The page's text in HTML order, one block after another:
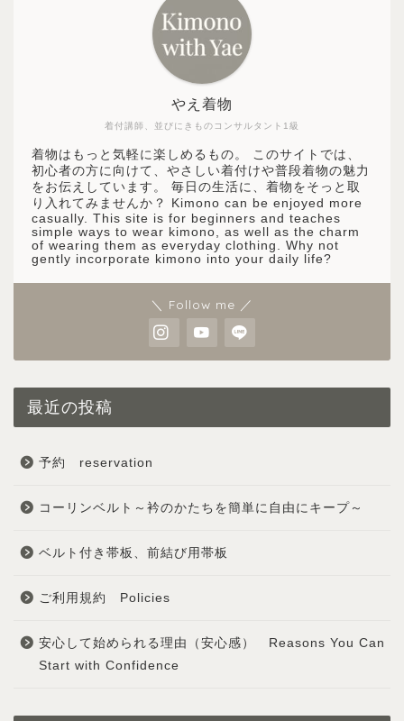
着付講師、並びにきものコンサルタント1級
やえ着物
着物はもっと気軽に楽しめるもの。 このサイトでは、
初心者の方に向けて、やさしい着付けや普段着物の魅力
をお伝えしています。 毎日の生活に、着物をそっと取
り入れてみませんか？ Kimono can be enjoyed more
casually. This site is for beginners and teaches
simple ways to wear kimono, as well as the charm
of wearing them as everyday clothing. Why not
gently incorporate kimono into your daily life?
＼ Follow me ／
最近の投稿
予約 reservation
コーリンベルト～衿のかたちを簡単に自由にキープ～
ベルト付き帯板、前結び用帯板
ご利用規約 Policies
安心して始められる理由（安心感） Reasons You Can
Start with Confidence